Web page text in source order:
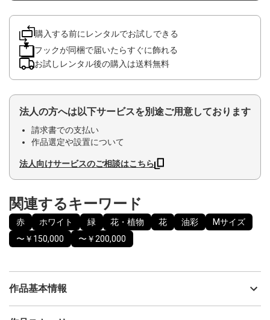
購入する前にレンタルでお試しできる
フックが同梱で届いたらすぐに飾れる
お試しレンタル後の購入は送料無料
法人の方へは以下サービスを別途ご用意しております
請求書での支払い
作品選定や設置について
法人向けサービスのご相談はこちら
関連するキーワード
赤 ホワイト 緑 花・植物 花 油彩
Mサイズ
〜￥150,000
〜￥200,000
作品基本情報
出品者